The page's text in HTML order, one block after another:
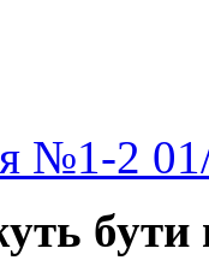
№1-2
бути